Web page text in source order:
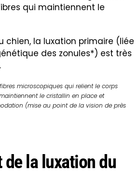
qui maintiennent le
chien, la luxation primaire (liée
des zonules*) est très
microscopiques qui relient le corps
le cristallin en place et
(mise au point de la vision de près
la luxation du